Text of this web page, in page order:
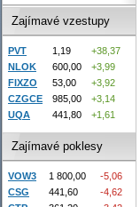
Zajímavé vzestupy
PVT 1,19
+38,37
NLOK
600,00
+3,99
FIXZO
53,00
+3,92
CZGCE
985,00
+3,14
UQA
441,80 +1,61
Zajímavé poklesy
VOW3 1 800,00
-5,06
CSG
441,60
-4,62